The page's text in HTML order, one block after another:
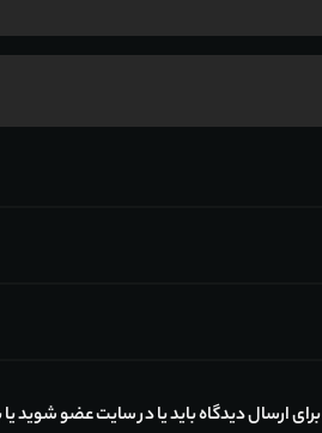
برای ارسال دیدگاه باید یا در سایت عضو شوید